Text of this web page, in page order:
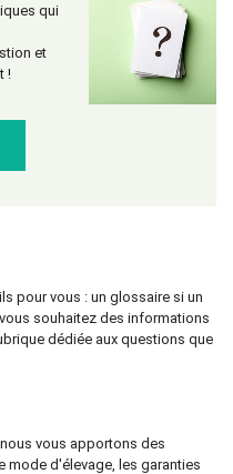
qui
et
!
pour vous : un glossaire si un
souhaitez des informations
dédiée aux questions que
vous apportons des
mode d'élevage, les garanties